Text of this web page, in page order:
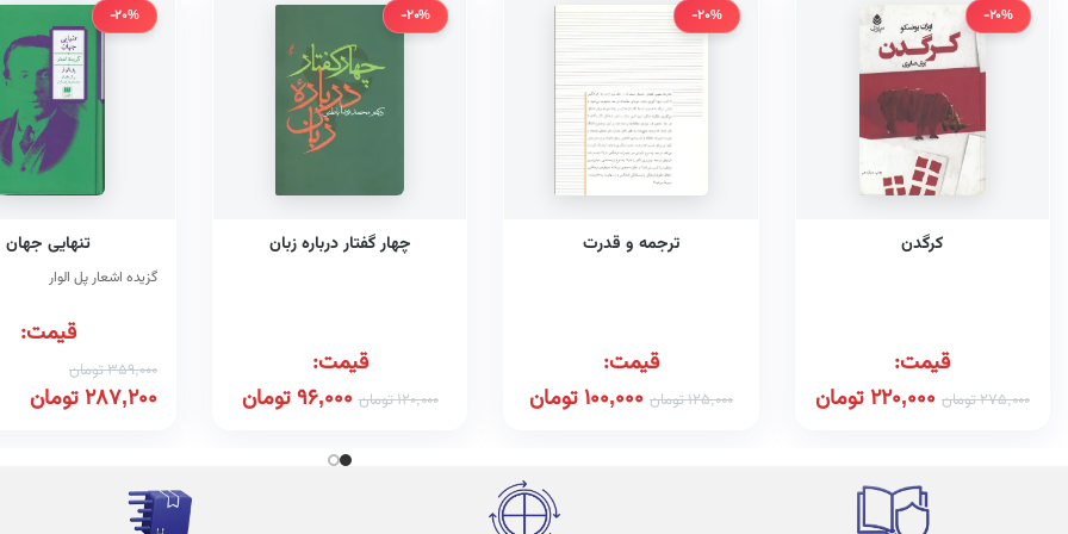
-20%
کرگدن
قیمت:
275,000تومان 220,000تومان
-20%
ترجمه و قدرت
قیمت:
125,000تومان 100,000تومان
-20%
چهار گفتار درباره زبان
قیمت:
120,000تومان 96,000تومان
-20%
تنهایی جهان
گزیده اشعار پل الوار
قیمت:
359,000تومان
287,200تومان